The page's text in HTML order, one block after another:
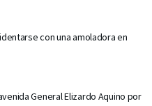
con una amoladora en
General Elizardo Aquino por